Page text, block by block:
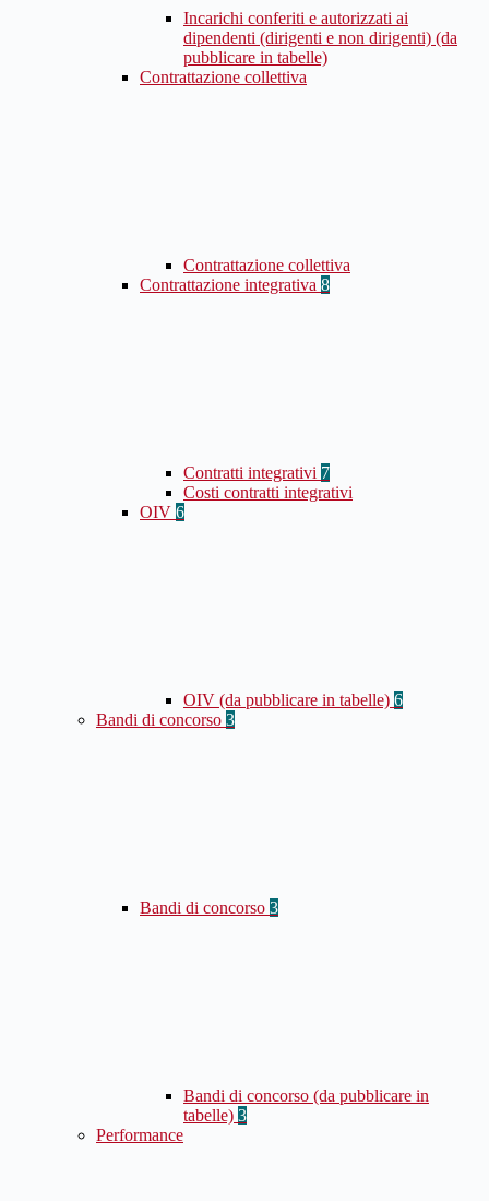
Incarichi conferiti e autorizzati ai
dipendenti (dirigenti e non dirigenti) (da
pubblicare in tabelle)
Contrattazione collettiva
Contrattazione collettiva
Contrattazione integrativa 8
Contratti integrativi 7
Costi contratti integrativi
OIV 6
OIV (da pubblicare in tabelle) 6
Bandi di concorso 3
Bandi di concorso 3
Bandi di concorso (da pubblicare in
tabelle) 3
Performance